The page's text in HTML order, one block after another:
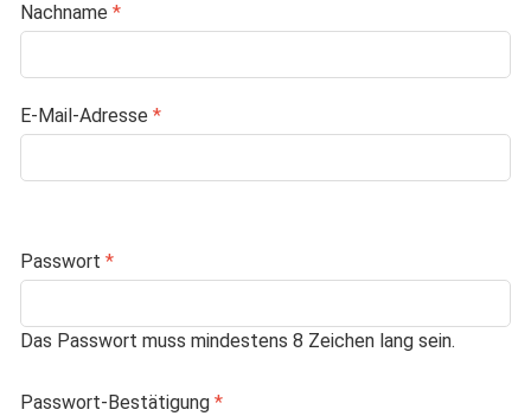
Nachname *
E-Mail-Adresse *
Passwort *
Das Passwort muss mindestens 8 Zeichen lang sein.
Passwort-Bestätigung *